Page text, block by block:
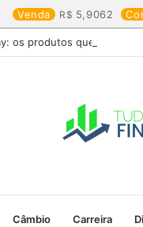
Venda 5,9062
os produtos que mais
Câmbio Carreira